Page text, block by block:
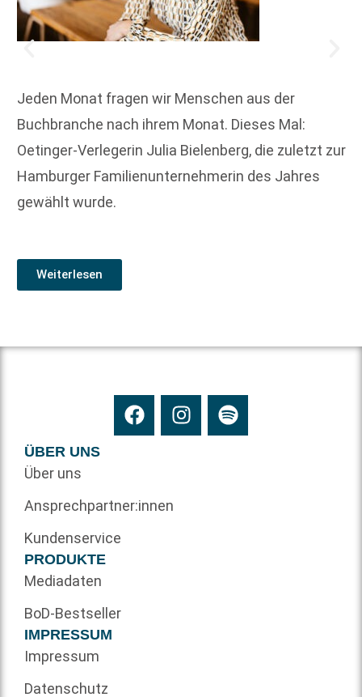
Jeden Monat fragen wir Menschen aus der
Buchbranche nach ihrem Monat. Dieses Mal:
Oetinger-Verlegerin Julia Bielenberg, die zuletzt zur
Hamburger Familienunternehmerin des Jahres
gewählt wurde.
Weiterlesen
ÜBER UNS
Über uns
Ansprechpartner:innen
Kundenservice
PRODUKTE
Mediadaten
BoD-Bestseller
IMPRESSUM
Impressum
Datenschutz